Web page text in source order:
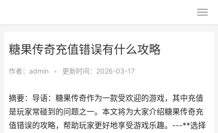
糖果传奇充值错误有什么攻略
作者： admin • 更新时间：2026-03-17
摘要：导语：糖果传奇作为一款受欢迎的游戏，其中充值
是玩家常碰到的问题之一。本文将为大家介绍糖果传奇充
值错误的攻略，帮助玩家更好地享受游戏乐趣。---**选择